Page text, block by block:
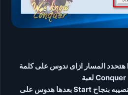
لعبة Conquer